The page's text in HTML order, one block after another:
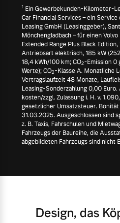
1 Ein Gewerbekunden-Kilometer-
Car Financial Services – ein
Leasing GmbH (Leasinggeber),
Mönchengladbach – für einen
Extended Range Plus Black
Antriebsart elektrisch, 185 kW
18,4 kWh/100 km; CO2-Emission 0
Werte); CO2-Klasse A. Monatliche
Vertragslaufzeit 48 Monate,
Leasing-Sonderzahlung 0,00
kosten/zzgl. Zulassung i. H. v.
gesetzlicher Umsatzsteuer.
31.03.2025. Ausgeschlossen sind
z. B. Taxis, Fahrschulen und
Fahrzeugs der Baureihe, die
abgebildeten Fahrzeugs sind nicht
Design, das